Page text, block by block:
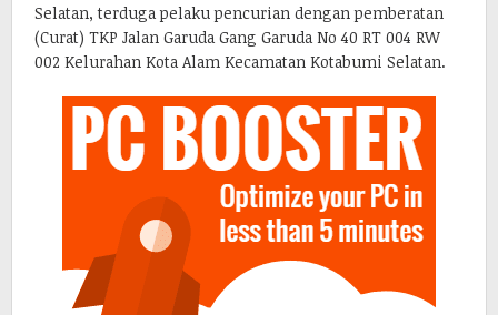
Selatan, terduga pelaku pencurian dengan pemberatan
(Curat) TKP Jalan Garuda Gang Garuda No 40 RT 004 RW
002 Kelurahan Kota Alam Kecamatan Kotabumi Selatan.